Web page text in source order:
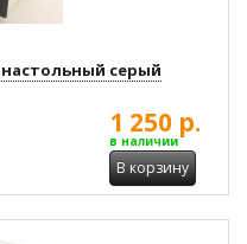
настольный серый
1 250 р.
в наличии
В корзину